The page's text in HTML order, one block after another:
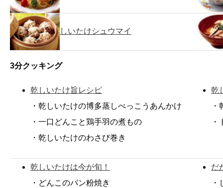
しいたけシュウマイ
3分クッキング
乾しいたけ旨レシピ
・乾しいたけの博多蒸しべっこうあんかけ
・一口どんこと鶏手羽の煮もの
・乾しいたけのわさび巻き
乾
乾しいたけは今が旬！
・どんこのパン粉焼き
だ